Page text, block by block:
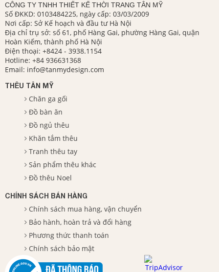
CÔNG TY TNHH THIẾT KẾ THỜI TRANG TÂN MỸ
Số ĐKKD: 0103484225, ngày cấp: 03/03/2009
Nơi cấp: Sở Kế hoạch và đầu tư Hà Nội
Địa chỉ trụ sở: số 61, phố Hàng Gai, phường Hàng Gai, quận
Hoàn Kiếm, thành phố Hà Nội
Điện thoại: +8424 - 3938.1154
Hotline: +84 936631368
Email: info@tanmydesign.com
THÊU TÂN MỸ
Chăn ga gối
Đồ bàn ăn
Đồ ngủ thêu
Khăn tắm thêu
Tranh thêu tay
Sản phẩm thêu khác
Đồ thêu Noel
CHÍNH SÁCH BÁN HÀNG
Chính sách mua hàng, vận chuyển
Bảo hành, hoàn trả và đổi hàng
Phương thức thanh toán
Chính sách bảo mật